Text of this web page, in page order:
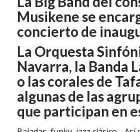
Musikene se
concierto de
La Orquesta
Navarra, la Banda
o las corales de
algunas de las
que participan en